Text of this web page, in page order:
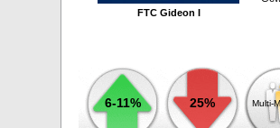
FTC Gideon I
6-11% 25% Multi-